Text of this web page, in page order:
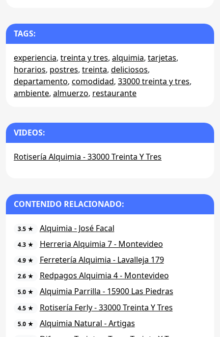
TAGS:
experiencia, treinta y tres, alquimia, tarjetas,
horarios, postres, treinta, deliciosos,
departamento, comodidad, 33000 treinta y tres,
ambiente, almuerzo, restaurante
VIDEOS:
Rotisería Alquimia - 33000 Treinta Y Tres
CONTENIDO RELACIONADO:
3.5 ★ Alquimia - José Facal
4.3 ★ Herreria Alquimia 7 - Montevideo
4.9 ★ Ferretería Alquimia - Lavalleja 179
2.6 ★ Redpagos Alquimia 4 - Montevideo
5.0 ★ Alquimia Parrilla - 15900 Las Piedras
4.5 ★ Rotisería Ferly - 33000 Treinta Y Tres
5.0 ★ Alquimia Natural - Artigas